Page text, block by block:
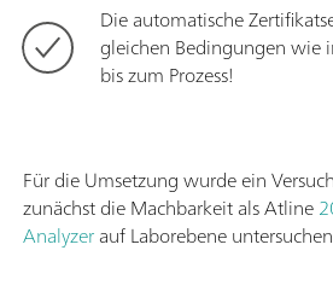
Die automatische
gleichen Bedingungen wie
bis zum Prozess!
Für die Umsetzung wurde ein
zunächst die Machbarkeit als Atline
Analyzerauf Laborebene